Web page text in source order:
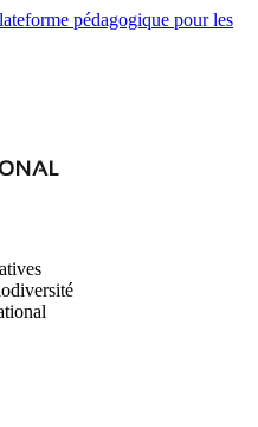
pédagogique pour les